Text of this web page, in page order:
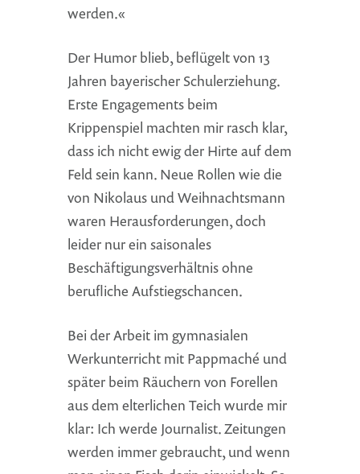
werden.«
Der Humor blieb, beflügelt von 13
Jahren bayerischer Schulerziehung.
Erste Engagements beim
Krippenspiel machten mir rasch klar,
dass ich nicht ewig der Hirte auf dem
Feld sein kann. Neue Rollen wie die
von Nikolaus und Weihnachtsmann
waren Herausforderungen, doch
leider nur ein saisonales
Beschäftigungsverhältnis ohne
berufliche Aufstiegschancen.
Bei der Arbeit im gymnasialen
Werkunterricht mit Pappmaché und
später beim Räuchern von Forellen
aus dem elterlichen Teich wurde mir
klar: Ich werde Journalist. Zeitungen
werden immer gebraucht, und wenn